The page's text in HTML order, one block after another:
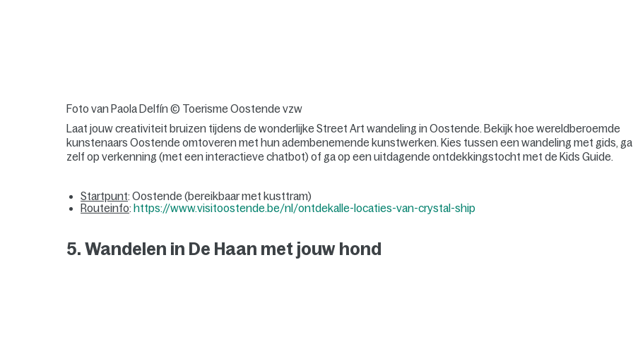
Foto van Paola Delfín © Toerisme Oostende vzw
Laat jouw creativiteit bruizen tijdens de wonderlijke Street Art wandeling in Oostende. Bekijk hoe wereldberoemde
kunstenaars Oostende omtoveren met hun adembenemende kunstwerken. Kies tussen een wandeling met gids, ga
zelf op verkenning (met een interactieve chatbot) of ga op een uitdagende ontdekkingstocht met de Kids Guide.
Startpunt: Oostende (bereikbaar met kusttram)
Routeinfo: https://www.visitoostende.be/nl/ontdekalle-locaties-van-crystal-ship
5. Wandelen in De Haan met jouw hond